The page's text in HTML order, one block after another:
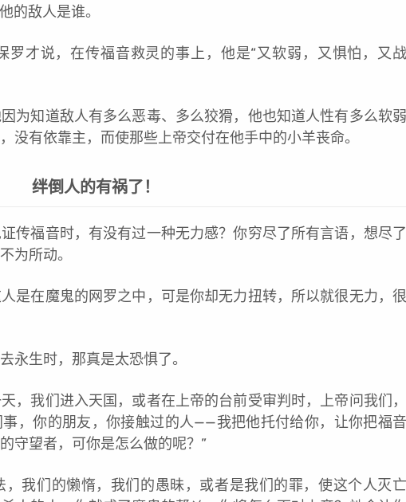
的敌人是谁。
罗才说，在传福音救灵的事上，他是“又软弱，又惧怕，又战
为知道敌人有多么恶毒、多么狡猾，他也知道人性有多么软弱
没有依靠主，而使那些上帝交付在他手中的小羊丧命。
绊倒人的有祸了！
传福音时，有没有过一种无力感？你穷尽了所有言语，想尽了
为所动。
是在魔鬼的网罗之中，可是你却无力扭转，所以就很无力，很
永生时，那真是太恐惧了。
，我们进入天国，或者在上帝的台前受审判时，上帝问我们，
，你的朋友，你接触过的人——我把他托付给你，让你把福音
守望者，可你是怎么做的呢？”
我们的懒惰，我们的愚昧，或者是我们的罪，使这个人灭亡